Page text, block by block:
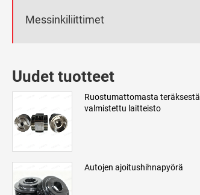
Messinkiliittimet
Uudet tuotteet
Ruostumattomasta teräksestä
valmistettu laitteisto
Autojen ajoitushihnapyörä